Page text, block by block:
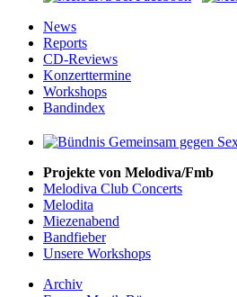
News
Reports
CD-Reviews
Konzerttermine
Workshops
Bandindex
Projekte von Melodiva/Fmb
Melodiva Club Concerts
Melodita
Miezenabend
Bandfieber
Unsere Workshops
Archiv